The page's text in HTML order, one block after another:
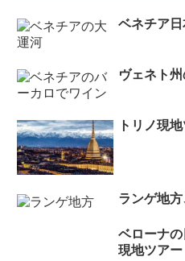
ベネチア
ヴェネト
トリノ現
ランゲ地
ベローナ
現地ツアー